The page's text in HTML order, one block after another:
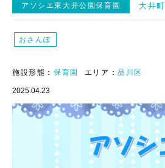
アソシエ東大井公園保育園 大井町
おさんぽ
施設形態： 保育園 エリア：品川区
2025.04.23